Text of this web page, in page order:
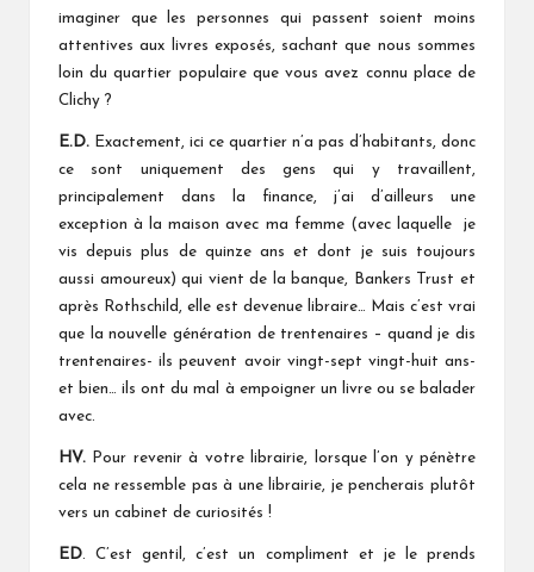
imaginer que les personnes qui passent soient moins
attentives aux livres exposés, sachant que nous sommes
loin du quartier populaire que vous avez connu place de
Clichy ?
E.D. Exactement, ici ce quartier n’a pas d’habitants, donc
ce sont uniquement des gens qui y travaillent,
principalement dans la finance, j’ai d’ailleurs une
exception à la maison avec ma femme (avec laquelle je
vis depuis plus de quinze ans et dont je suis toujours
aussi amoureux) qui vient de la banque, Bankers Trust et
après Rothschild, elle est devenue libraire… Mais c’est vrai
que la nouvelle génération de trentenaires – quand je dis
trentenaires- ils peuvent avoir vingt-sept vingt-huit ans-
et bien… ils ont du mal à empoigner un livre ou se balader
avec.
HV. Pour revenir à votre librairie, lorsque l’on y pénètre
cela ne ressemble pas à une librairie, je pencherais plutôt
vers un cabinet de curiosités !
ED. C’est gentil, c’est un compliment et je le prends